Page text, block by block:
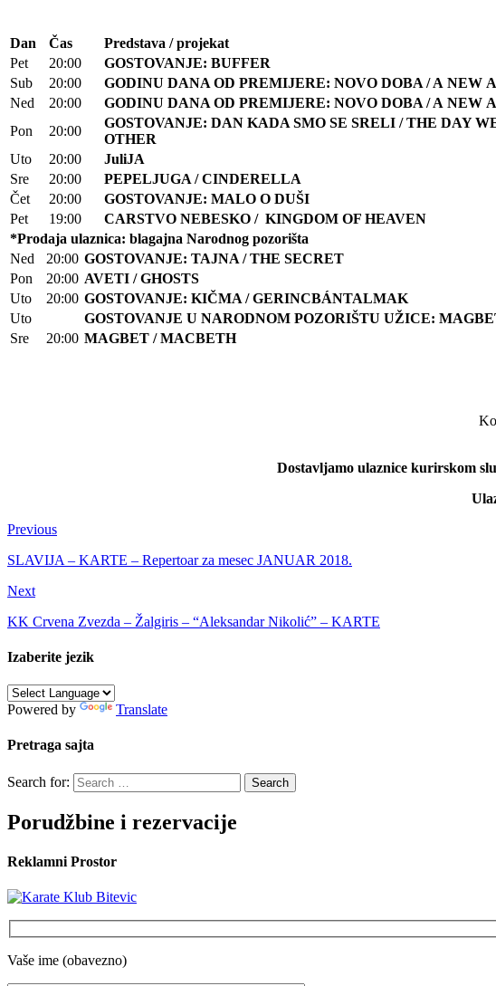
Dan Čas Predstava / projekat
Pet
20:00 GOSTOVANJE: BUFFER
Sub
20:00 GODINU DANA OD PREMIJERE: NOVO DOBA /A NEW
Ned
20:00 GODINU DANA OD PREMIJERE: NOVO DOBA /A NEW
Pon
20:00
GOSTOVANJE: DAN KADA SMO SE SRELI /THE DAY
OTHER
Uto
20:00 JuliJA
Sre
20:00 PEPELJUGA / CINDERELLA
Čet
20:00 GOSTOVANJE: MALO O DUŠI
Pet
19:00 CARSTVO NEBESKO / KINGDOM OF HEAVEN
*Prodaja ulaznica: blagajna Narodnog pozorišta
Ned
20:00 GOSTOVANJE: TAJNA / THE SECRET
Pon
20:00 AVETI /GHOSTS
Uto
20:00 GOSTOVANJE: KIČMA / GERINCBÁNTALMAK
Uto
GOSTOVANJE U NARODNOM POZORIŠTU UŽICE:
Sre
20:00 MAGBET /MACBETH
Dostavljamo ulaznice kurirskom
Previous
SLAVIJA – KARTE – Repertoar za mesec JANUAR 2018.
Next
KK Crvena Zvezda – Žalgiris – “Aleksandar Nikolić” – KARTE
Izaberite jezik
Powered by Translate
Pretraga sajta
Search for:
Porudžbine i rezervacije
Reklamni Prostor
Vaše ime (obavezno)